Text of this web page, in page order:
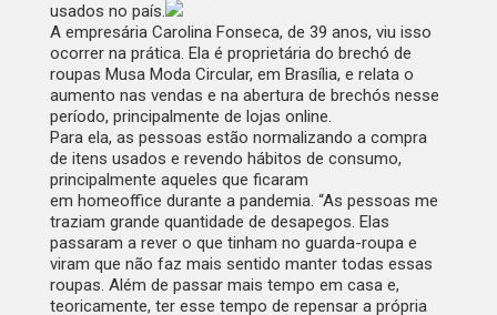
usados no país.
A empresária Carolina Fonseca, de 39 anos, viu isso
ocorrer na prática. Ela é proprietária do brechó de
roupas Musa Moda Circular, em Brasília, e relata o
aumento nas vendas e na abertura de brechós nesse
período, principalmente de lojas online.
Para ela, as pessoas estão normalizando a compra
de itens usados e revendo hábitos de consumo,
principalmente aqueles que ficaram
em homeoffice durante a pandemia. “As pessoas me
traziam grande quantidade de desapegos. Elas
passaram a rever o que tinham no guarda-roupa e
viram que não faz mais sentido manter todas essas
roupas. Além de passar mais tempo em casa e,
teoricamente, ter esse tempo de repensar a própria